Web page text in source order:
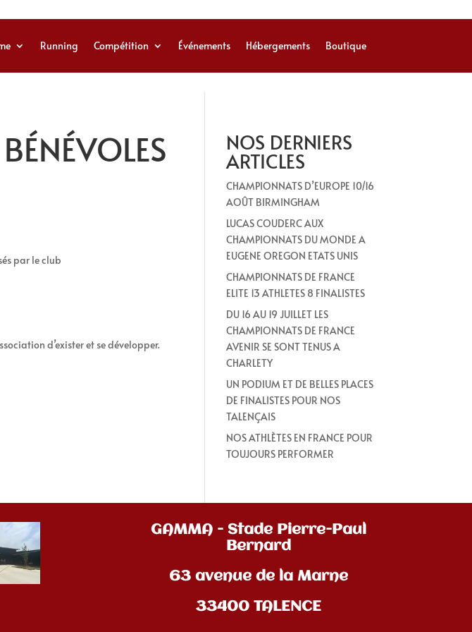
Running Compétition Événements Hébergements Boutique
par le club
d’exister et se développer.
NOS DERNIERS
ARTICLES
CHAMPIONNATS D’EUROPE 10/16
AOÛT BIRMINGHAM
LUCAS COUDERC AUX
CHAMPIONNATS DU MONDE A
EUGENE OREGON ETATS UNIS
CHAMPIONNATS DE FRANCE
ELITE 13 ATHLETES 8 FINALISTES
DU 16 AU 19 JUILLET LES
CHAMPIONNATS DE FRANCE
AVENIR SE SONT TENUS A
CHARLETY
UN PODIUM ET DE BELLES PLACES
DE FINALISTES POUR NOS
TALENÇAIS
NOS ATHLÈTES EN FRANCE POUR
TOUJOURS PERFORMER
GAMMA - Stade Pierre-Paul
Bernard
63 avenue de la Marne
33400 TALENCE